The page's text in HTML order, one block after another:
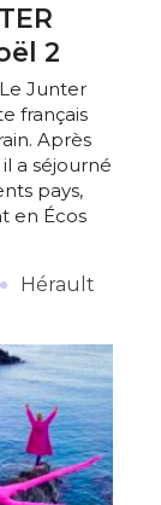
2
Junter
français
Après
a séjourné
pays,
en Écos
· Hérault